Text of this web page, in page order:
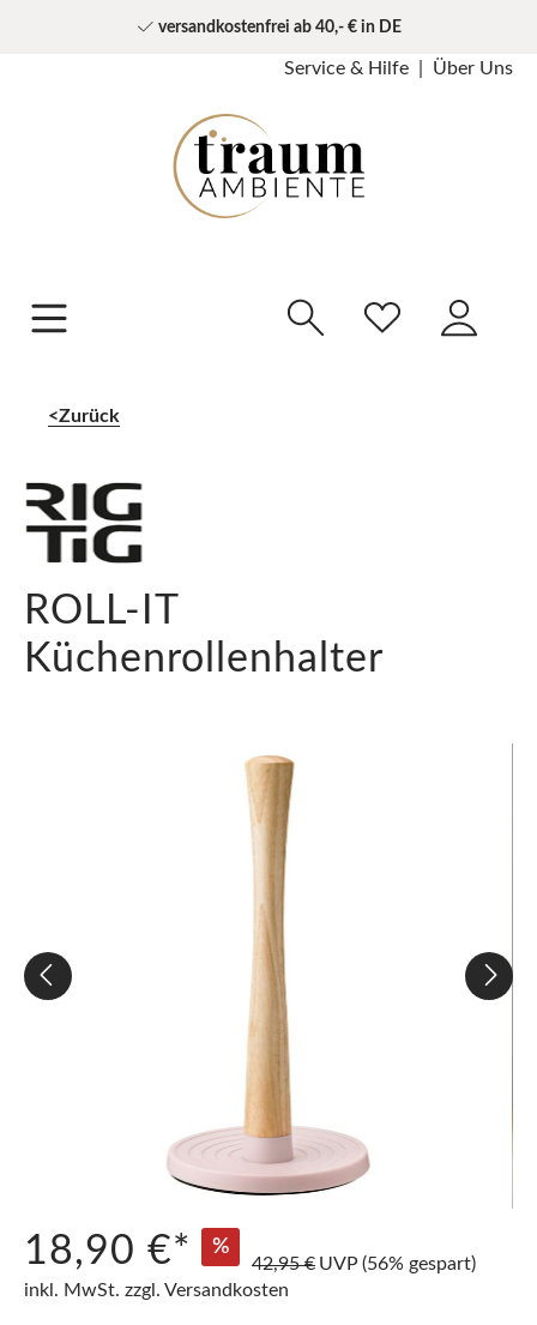
versandkostenfrei ab 40,- € in DE
Service & Hilfe Über Uns
Zurück
ROLL-IT
Küchenrollenhalter
18,90 €* %
42,95 € UVP (56% gespart)
inkl. MwSt. zzgl. Versandkosten